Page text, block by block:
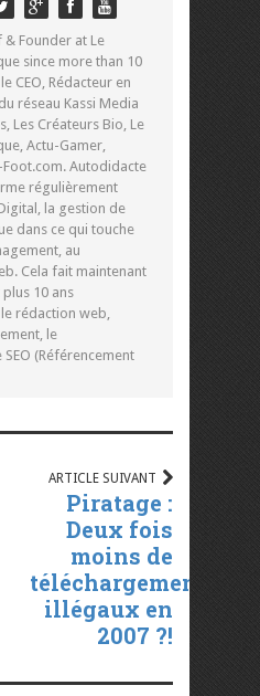
& Founder at Le
since more than 10
CEO, Rédacteur en
réseau Kassi Media
Les Créateurs Bio, Le
Actu-Gamer,
Foot.com. Autodidacte
régulièrement
la gestion de
dans ce qui touche
au
Cela fait maintenant
plus 10 ans
rédaction web,
le
(Référencement
ARTICLE SUIVANT
Piratage :
Deux fois
moins de
téléchargement
illégaux en
2007 ?!